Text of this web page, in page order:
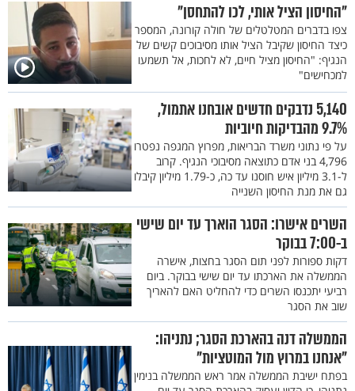
"החיסון הציל אותי, לכו להתחסן"
צפו בדברים המטלטלים של חולה קורונה, המספר
כיצד החיסון שקיבל הציל אותו מסיבוכים קשים של
הנגיף: "החיסון מציל חיים, לא לחכות, אל תשמעו
למכחישים"
5,140 נדבקים חדשים אובחנו אתמול,
9.7% מהבדיקות חיוביות
על פי נתוני משרד הבריאות, מפרוץ המגפה נפטרו
4,796 בני אדם כתוצאה מסיבוכי הנגיף. קרוב
ל-3.1 מיליון איש חוסנו עד כה, כ-1.79 מיליון קיבלו
גם את מנת החיסון השנייה
השרים אישרו: הסגר הוארך עד יום שישי
ב-7:00 בבוקר
דקות ספורות לפני תום הסגר בחצות, אישרה
הממשלה את הארכתו עד יום שישי בבוקר. ביום
רביעי יתכנסו השרים כדי להחליט האם להאריך
שוב את הסגר
הממשלה דנה בהארכת הסגר; נתניהו:
"אנחנו במרוץ מול המוטציות"
בפתח ישיבת הממשלה אמר ראש הממשלה בנימין